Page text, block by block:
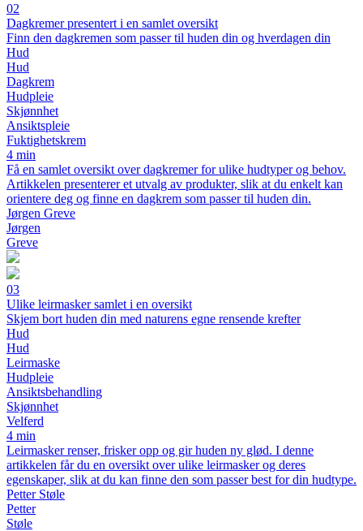
02
Dagkremer presentert i en samlet oversikt
Finn den dagkremen som passer til huden din og hverdagen din
Hud
Hud
Dagkrem
Hudpleie
Skjønnhet
Ansiktspleie
Fuktighetskrem
4 min
Få en samlet oversikt over dagkremer for ulike hudtyper og behov.
Artikkelen presenterer et utvalg av produkter, slik at du enkelt kan
orientere deg og finne en dagkrem som passer til huden din.
Jørgen Greve
Jørgen
Greve
03
Ulike leirmasker samlet i en oversikt
Skjem bort huden din med naturens egne rensende krefter
Hud
Hud
Leirmaske
Hudpleie
Ansiktsbehandling
Skjønnhet
Velferd
4 min
Leirmasker renser, frisker opp og gir huden ny glød. I denne
artikkelen får du en oversikt over ulike leirmasker og deres
egenskaper, slik at du kan finne den som passer best for din hudtype.
Petter Støle
Petter
Støle